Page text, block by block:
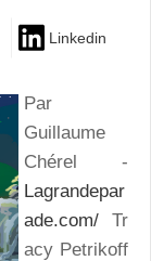
Linkedin
Par
Guillaume
Chérel -
Lagrandepar
ade.com/ Tr
acy Petrikoff